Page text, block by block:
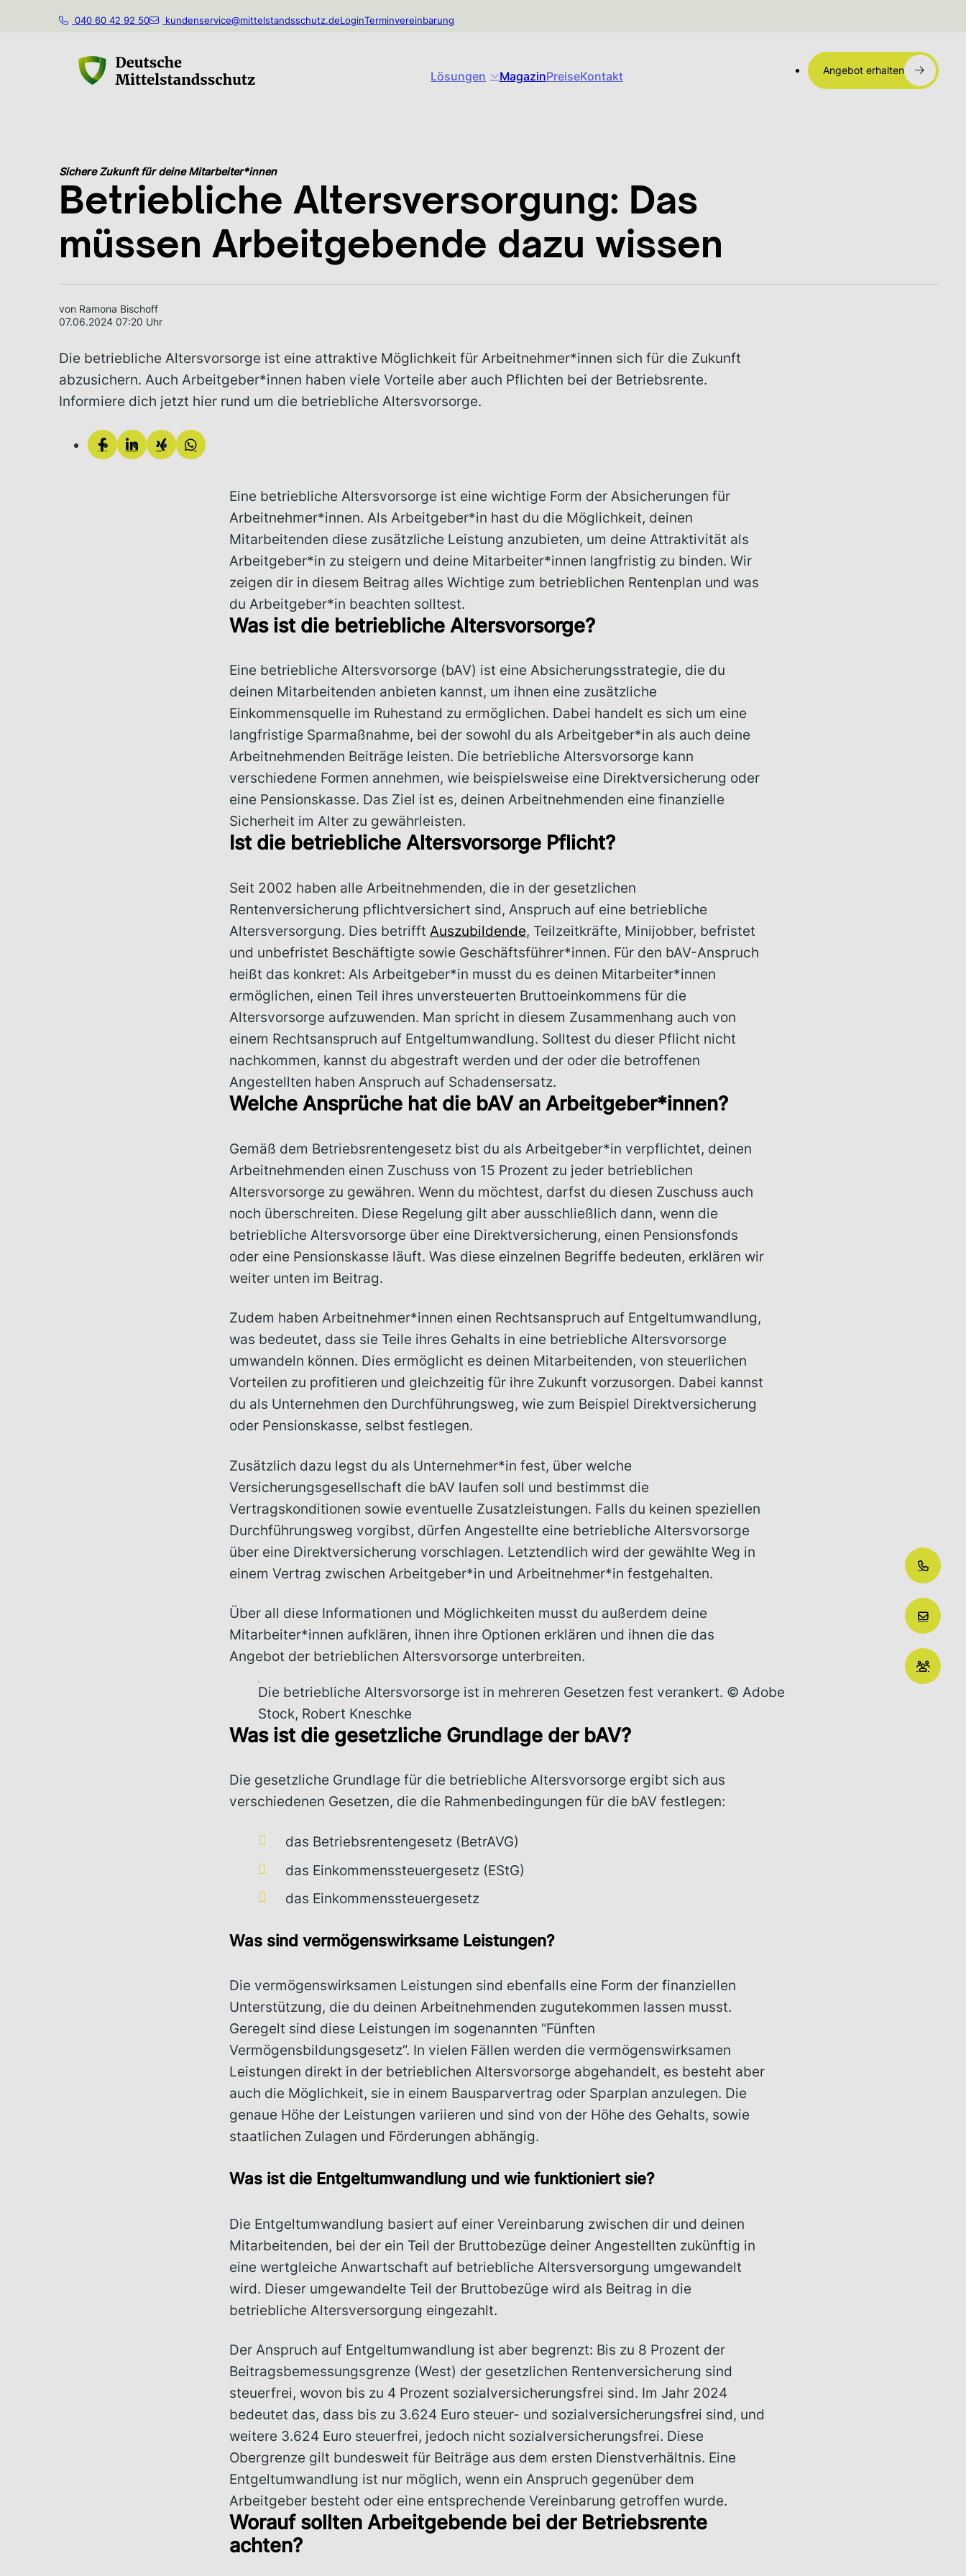
040 60 42 92 50 kundenservice@mittelstandsschutz.deLoginTerminvereinbarung
Lösungen MagazinPreiseKontakt Angebot erhalten
Sichere Zukunft für deine Mitarbeiter*innen
Betriebliche Altersversorgung: Das
müssen Arbeitgebende dazu wissen
von Ramona Bischoff
07.06.2024 07:20 Uhr
Die betriebliche Altersvorsorge ist eine attraktive Möglichkeit für Arbeitnehmer*innen sich für die Zukunft
abzusichern. Auch Arbeitgeber*innen haben viele Vorteile aber auch Pflichten bei der Betriebsrente.
Informiere dich jetzt hier rund um die betriebliche Altersvorsorge.
Eine betriebliche Altersvorsorge ist eine wichtige Form der Absicherungen für
Arbeitnehmer*innen. Als Arbeitgeber*in hast du die Möglichkeit, deinen
Mitarbeitenden diese zusätzliche Leistung anzubieten, um deine Attraktivität als
Arbeitgeber*in zu steigern und deine Mitarbeiter*innen langfristig zu binden. Wir
zeigen dir in diesem Beitrag alles Wichtige zum betrieblichen Rentenplan und was
du Arbeitgeber*in beachten solltest.
Was ist die betriebliche Altersvorsorge?
Eine betriebliche Altersvorsorge (bAV) ist eine Absicherungsstrategie, die du
deinen Mitarbeitenden anbieten kannst, um ihnen eine zusätzliche
Einkommensquelle im Ruhestand zu ermöglichen. Dabei handelt es sich um eine
langfristige Sparmaßnahme, bei der sowohl du als Arbeitgeber*in als auch deine
Arbeitnehmenden Beiträge leisten. Die betriebliche Altersvorsorge kann
verschiedene Formen annehmen, wie beispielsweise eine Direktversicherung oder
eine Pensionskasse. Das Ziel ist es, deinen Arbeitnehmenden eine finanzielle
Sicherheit im Alter zu gewährleisten.
Ist die betriebliche Altersvorsorge Pflicht?
Seit 2002 haben alle Arbeitnehmenden, die in der gesetzlichen
Rentenversicherung pflichtversichert sind, Anspruch auf eine betriebliche
Altersversorgung. Dies betrifft Auszubildende, Teilzeitkräfte, Minijobber, befristet
und unbefristet Beschäftigte sowie Geschäftsführer*innen. Für den bAV-Anspruch
heißt das konkret: Als Arbeitgeber*in musst du es deinen Mitarbeiter*innen
ermöglichen, einen Teil ihres unversteuerten Bruttoeinkommens für die
Altersvorsorge aufzuwenden. Man spricht in diesem Zusammenhang auch von
einem Rechtsanspruch auf Entgeltumwandlung. Solltest du dieser Pflicht nicht
nachkommen, kannst du abgestraft werden und der oder die betroffenen
Angestellten haben Anspruch auf Schadensersatz.
Welche Ansprüche hat die bAV an Arbeitgeber*innen?
Gemäß dem Betriebsrentengesetz bist du als Arbeitgeber*in verpflichtet, deinen
Arbeitnehmenden einen Zuschuss von 15 Prozent zu jeder betrieblichen
Altersvorsorge zu gewähren. Wenn du möchtest, darfst du diesen Zuschuss auch
noch überschreiten. Diese Regelung gilt aber ausschließlich dann, wenn die
betriebliche Altersvorsorge über eine Direktversicherung, einen Pensionsfonds
oder eine Pensionskasse läuft. Was diese einzelnen Begriffe bedeuten, erklären wir
weiter unten im Beitrag.
Zudem haben Arbeitnehmer*innen einen Rechtsanspruch auf Entgeltumwandlung,
was bedeutet, dass sie Teile ihres Gehalts in eine betriebliche Altersvorsorge
umwandeln können. Dies ermöglicht es deinen Mitarbeitenden, von steuerlichen
Vorteilen zu profitieren und gleichzeitig für ihre Zukunft vorzusorgen. Dabei kannst
du als Unternehmen den Durchführungsweg, wie zum Beispiel Direktversicherung
oder Pensionskasse, selbst festlegen.
Zusätzlich dazu legst du als Unternehmer*in fest, über welche
Versicherungsgesellschaft die bAV laufen soll und bestimmst die
Vertragskonditionen sowie eventuelle Zusatzleistungen. Falls du keinen speziellen
Durchführungsweg vorgibst, dürfen Angestellte eine betriebliche Altersvorsorge
über eine Direktversicherung vorschlagen. Letztendlich wird der gewählte Weg in
einem Vertrag zwischen Arbeitgeber*in und Arbeitnehmer*in festgehalten.
Über all diese Informationen und Möglichkeiten musst du außerdem deine
Mitarbeiter*innen aufklären, ihnen ihre Optionen erklären und ihnen die das
Angebot der betrieblichen Altersvorsorge unterbreiten.
Die betriebliche Altersvorsorge ist in mehreren Gesetzen fest verankert. © Adobe
Stock, Robert Kneschke
Was ist die gesetzliche Grundlage der bAV?
Die gesetzliche Grundlage für die betriebliche Altersvorsorge ergibt sich aus
verschiedenen Gesetzen, die die Rahmenbedingungen für die bAV festlegen:
das Betriebsrentengesetz (BetrAVG)
das Einkommenssteuergesetz (EStG)
das Einkommenssteuergesetz
Was sind vermögenswirksame Leistungen?
Die vermögenswirksamen Leistungen sind ebenfalls eine Form der finanziellen
Unterstützung, die du deinen Arbeitnehmenden zugutekommen lassen musst.
Geregelt sind diese Leistungen im sogenannten “Fünften
Vermögensbildungsgesetz”. In vielen Fällen werden die vermögenswirksamen
Leistungen direkt in der betrieblichen Altersvorsorge abgehandelt, es besteht aber
auch die Möglichkeit, sie in einem Bausparvertrag oder Sparplan anzulegen. Die
genaue Höhe der Leistungen variieren und sind von der Höhe des Gehalts, sowie
staatlichen Zulagen und Förderungen abhängig.
Was ist die Entgeltumwandlung und wie funktioniert sie?
Die Entgeltumwandlung basiert auf einer Vereinbarung zwischen dir und deinen
Mitarbeitenden, bei der ein Teil der Bruttobezüge deiner Angestellten zukünftig in
eine wertgleiche Anwartschaft auf betriebliche Altersversorgung umgewandelt
wird. Dieser umgewandelte Teil der Bruttobezüge wird als Beitrag in die
betriebliche Altersversorgung eingezahlt.
Der Anspruch auf Entgeltumwandlung ist aber begrenzt: Bis zu 8 Prozent der
Beitragsbemessungsgrenze (West) der gesetzlichen Rentenversicherung sind
steuerfrei, wovon bis zu 4 Prozent sozialversicherungsfrei sind. Im Jahr 2024
bedeutet das, dass bis zu 3.624 Euro steuer- und sozialversicherungsfrei sind, und
weitere 3.624 Euro steuerfrei, jedoch nicht sozialversicherungsfrei. Diese
Obergrenze gilt bundesweit für Beiträge aus dem ersten Dienstverhältnis. Eine
Entgeltumwandlung ist nur möglich, wenn ein Anspruch gegenüber dem
Arbeitgeber besteht oder eine entsprechende Vereinbarung getroffen wurde.
Worauf sollten Arbeitgebende bei der Betriebsrente
achten?